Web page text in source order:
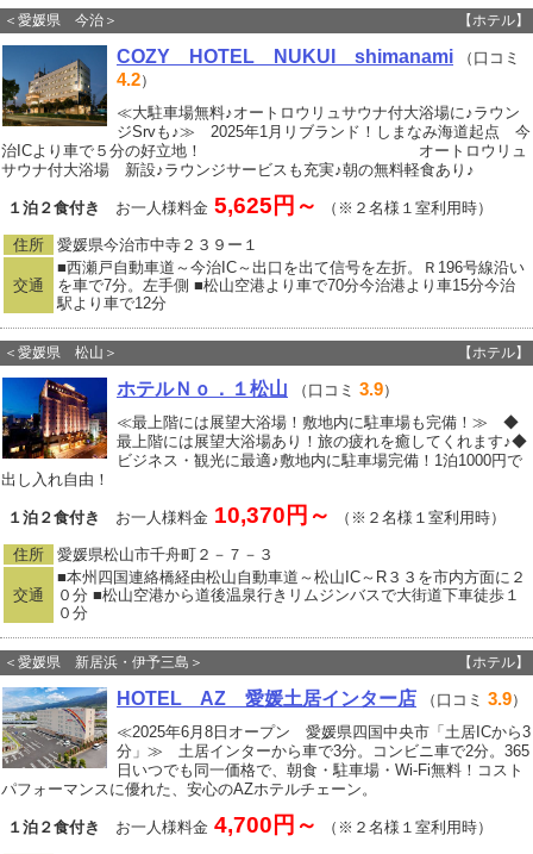
＜愛媛県 今治＞ 【ホテル】
COZY HOTEL NUKUI shimanami （口コミ
4.2）
≪大駐車場無料♪オートロウリュサウナ付大浴場に♪ラウン
ジSrvも♪≫ 2025年1月リブランド！しまなみ海道起点 今
治ICより車で５分の好立地！ オートロウリュ
サウナ付大浴場 新設♪ラウンジサービスも充実♪朝の無料軽食あり♪
１泊２食付き お一人様料金 5,625円～ （※２名様１室利用時）
住所 愛媛県今治市中寺２３９ー１
交通
■西瀬戸自動車道～今治IC～出口を出て信号を左折。Ｒ196号線沿い
を車で7分。左手側 ■松山空港より車で70分今治港より車15分今治
駅より車で12分
＜愛媛県 松山＞ 【ホテル】
ホテルＮｏ．１松山 （口コミ 3.9）
≪最上階には展望大浴場！敷地内に駐車場も完備！≫ ◆
最上階には展望大浴場あり！旅の疲れを癒してくれます♪◆
ビジネス・観光に最適♪敷地内に駐車場完備！1泊1000円で
出し入れ自由！
１泊２食付き お一人様料金 10,370円～ （※２名様１室利用時）
住所 愛媛県松山市千舟町２－７－３
交通
■本州四国連絡橋経由松山自動車道～松山IC～R３３を市内方面に２
０分 ■松山空港から道後温泉行きリムジンバスで大街道下車徒歩１
０分
＜愛媛県 新居浜・伊予三島＞ 【ホテル】
HOTEL AZ 愛媛土居インター店 （口コミ 3.9）
≪2025年6月8日オープン 愛媛県四国中央市「土居ICから3
分」≫ 土居インターから車で3分。コンビニ車で2分。365
日いつでも同一価格で、朝食・駐車場・Wi-Fi無料！コスト
パフォーマンスに優れた、安心のAZホテルチェーン。
１泊２食付き お一人様料金 4,700円～ （※２名様１室利用時）